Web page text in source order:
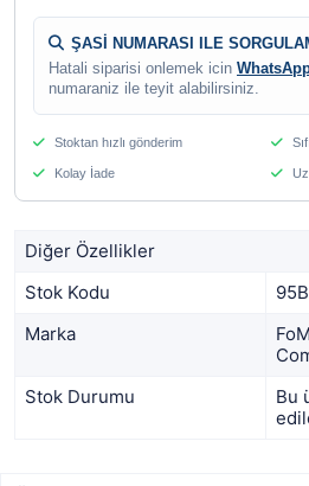
ŞASİ NUMARASI ILE
Hatali siparisi onlemek icin
numaraniz ile teyit alabilirsiniz.
Stoktan hızlı gönderim
Kolay İade
Diğer Özellikler
Stok Kodu
Marka
Stok Durumu
Bu